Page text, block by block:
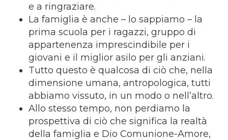
e a ringraziare.
La famiglia è anche – lo sappiamo – la
prima scuola per i ragazzi, gruppo di
appartenenza imprescindibile per i
giovani e il miglior asilo per gli anziani.
Tutto questo è qualcosa di ciò che, nella
dimensione umana, antropologica, tutti
abbiamo vissuto, in un modo o nell’altro.
Allo stesso tempo, non perdiamo la
prospettiva di ciò che significa la realtà
della famiglia e Dio Comunione-Amore,